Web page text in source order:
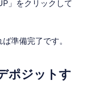
」をクリックして
準備完了です。
ポジットす